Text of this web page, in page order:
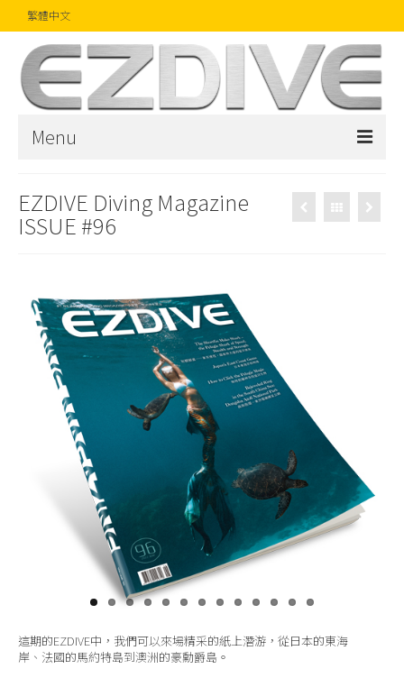
繁體中文
Menu
雜誌
精品
攝影比賽
話題焦點
關於我們
EZDIVE Diving Magazine
ISSUE #96
這期的EZDIVE中，我們可以來場精采的紙上潛游，從日本的東海
岸、法國的馬約特島到澳洲的豪勳爵島。